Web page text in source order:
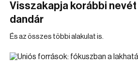
Visszakapja korábbi
dandár
És az összes többi alakulat is.